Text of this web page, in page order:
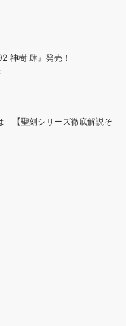
神樹 肆』発売！
【聖刻シリーズ徹底解説そ